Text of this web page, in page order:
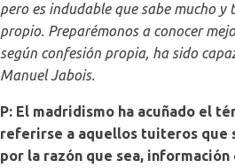
pero es indudable que sabe mucho
propio. Preparémonos a conocer
según confesión propia, ha sido
Manuel Jabois.
P: El madridismo ha acuñado el
referirse a aquellos tuiteros que
por la razón que sea,